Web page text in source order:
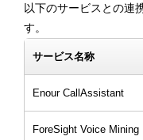
以下のサービスとの連
す。
サービス名称
Enour CallAssistant
ForeSight Voice Mining